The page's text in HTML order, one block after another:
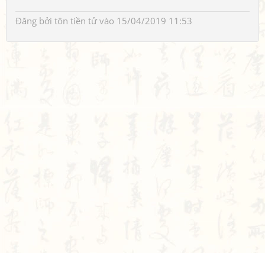
Đăng bởi tôn tiền tửvào 15/04/2019 11:53